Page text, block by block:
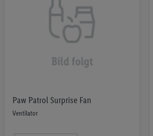
Paw Patrol Surprise Fan
Ventilator